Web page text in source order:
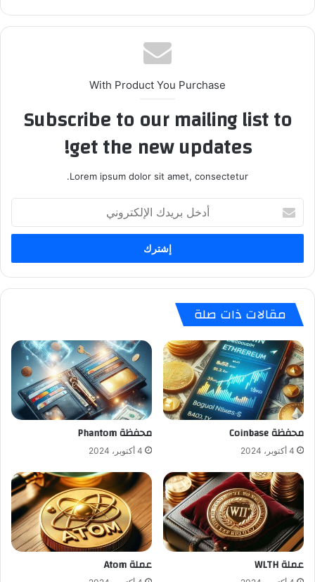
With Product You Purchase
Subscribe to our mailing list to
get the new updates!
Lorem ipsum dolor sit amet, consectetur.
بريدك
الإلكتروني
مقالات ذات صلة
محفظة Coinbase
4 أكتوبر، 2024
محفظة Phantom
4 أكتوبر، 2024
عملة WLTH عملة Atom